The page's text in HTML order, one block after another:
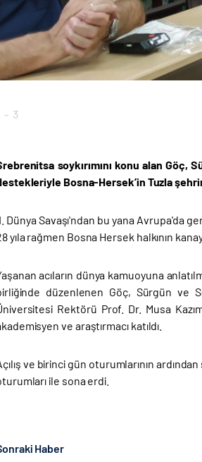
- 3
soykırımını konu alan Göç,
Bosna-Hersek’in Tuzla
Dünya Savaşı'ndan bu yana Avrupa'da
yıla rağmen Bosna Hersek halkının
acıların dünya kamuoyuna
düzenlenen Göç, Sürgün ve
Rektörü Prof. Dr. Musa
ve araştırmacı katıldı.
ve birinci gün oturumlarının
ile sona erdi.
Haber